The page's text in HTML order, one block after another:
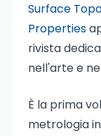
Surface
Properties
rivista
nell'arte e
È la prima
metrologia